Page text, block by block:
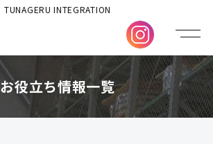
TUNAGERU INTEGRATION
お役立ち情報一覧